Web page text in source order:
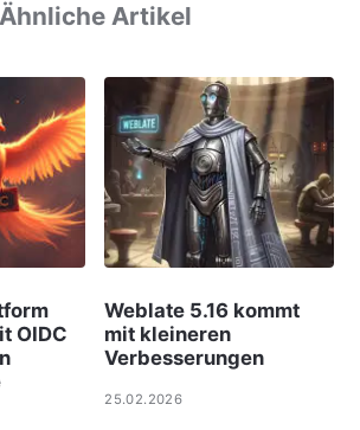
Ähnliche Artikel
OIDC
Weblate 5.16 kommt
mit kleineren
Verbesserungen
25.02.2026